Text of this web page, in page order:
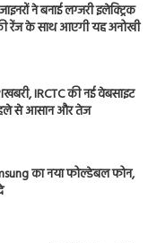
ने बनाई लग्जरी इलेक्ट्रिक
रेंज के साथ आएगी यह अनोखी
IRCTC की नई वेबसाइट
से आसान और तेज
का नया फोल्डेबल फोन,